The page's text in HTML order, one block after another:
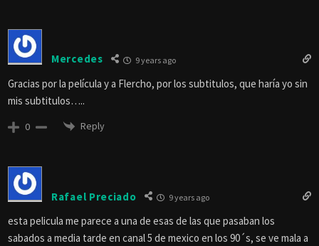
Mercedes 9 years ago
Gracias por la película y a Flercho, por los subtitulos, que haría yo sin
mis subtitulos…..
0 Reply
Rafael Preciado 9 years ago
esta pelicula me parece a una de esas de las que pasaban los
sabados a media tarde en canal 5 de mexico en los 90´s, se ve mala a